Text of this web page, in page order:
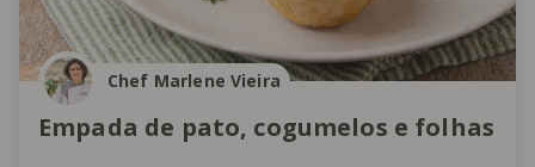
Chef Marlene Vieira
Empada de pato, cogumelos e folhas